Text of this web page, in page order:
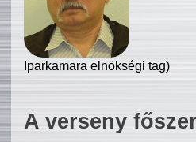
Iparkamara elnökségi tag)
A verseny